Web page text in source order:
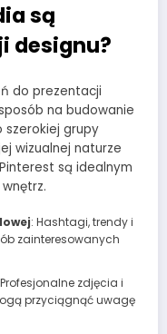
są
designu?
do prezentacji
na budowanie
szerokiej grupy
wizualnej naturze
są idealnym
: Hashtagi, trendy i
zainteresowanych
zdjęcia i
przyciągnąć uwagę